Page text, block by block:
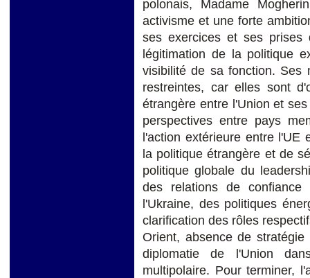
polonais, Madame
activisme et une forte
ses exercices et ses prises
légitimation de la politique
visibilité de sa fonction. Ses
restreintes, car elles sont
étrangère entre l'Union et
perspectives entre pays
l'action extérieure entre l'UE
la politique étrangère et de
politique globale du
des relations de
l'Ukraine, des politiques
clarification des rôles
Orient, absence de
diplomatie de l'Union
multipolaire. Pour terminer,